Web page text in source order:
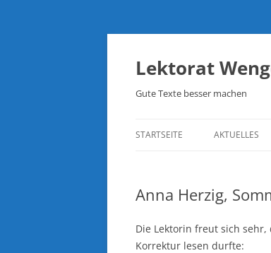
Lektorat
Gute Texte besser machen
STARTSEITE AKTUELLES
Anna Herzig,
Die Lektorin freut sich
Korrektur lesen durfte: